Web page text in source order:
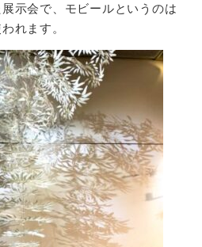
示会で、モビールというのは
れます。